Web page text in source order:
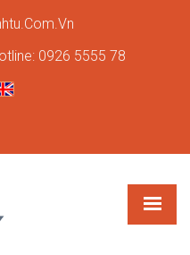
0926 5555 78